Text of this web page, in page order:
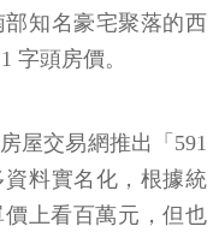
知名豪宅聚落的西
字頭房價。
屋交易網推出「591
料實名化，根據統
上看百萬元，但也